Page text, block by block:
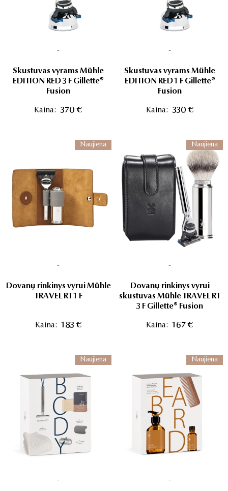
-
Skustuvas vyrams Mühle
EDITION RED 3 F Gillette®
Fusion
Kaina: 370 €
-
Skustuvas vyrams Mühle
EDITION RED 1 F Gillette®
Fusion
Kaina: 330 €
Naujiena
-
Dovanų rinkinys vyrui Mühle
TRAVEL RT 1 F
Kaina: 183 €
Naujiena
-
Dovanų rinkinys vyrui
skustuvas Mühle TRAVEL RT
3 F Gillette® Fusion
Kaina: 167 €
Naujiena
-
Naujiena
-